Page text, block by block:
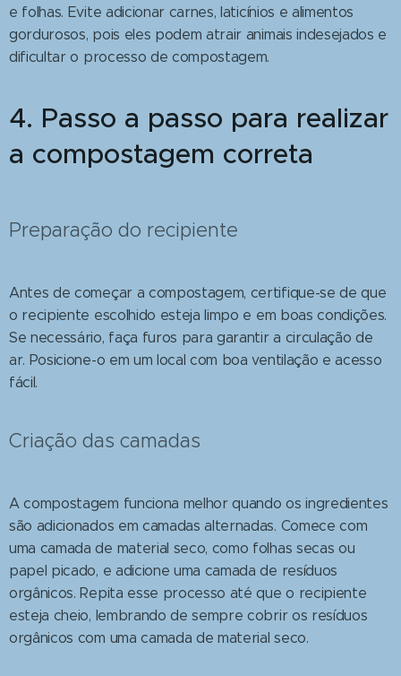
e folhas. Evite adicionar carnes, laticínios e alimentos
gordurosos, pois eles podem atrair animais indesejados e
dificultar o processo de compostagem.
4. Passo a passo para realizar
a compostagem correta
Preparação do recipiente
Antes de começar a compostagem, certifique-se de que
o recipiente escolhido esteja limpo e em boas condições.
Se necessário, faça furos para garantir a circulação de
ar. Posicione-o em um local com boa ventilação e acesso
fácil.
Criação das camadas
A compostagem funciona melhor quando os ingredientes
são adicionados em camadas alternadas. Comece com
uma camada de material seco, como folhas secas ou
papel picado, e adicione uma camada de resíduos
orgânicos. Repita esse processo até que o recipiente
esteja cheio, lembrando de sempre cobrir os resíduos
orgânicos com uma camada de material seco.